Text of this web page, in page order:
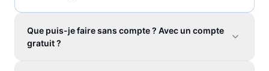
Que puis-je faire sans compte ? Avec un compte
gratuit ?